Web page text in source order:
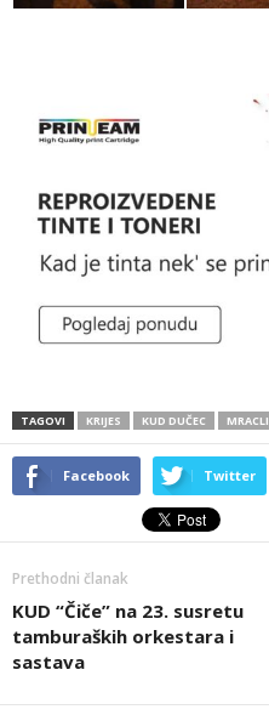
TAGOVI KRIJES KUD DUČEC
Facebook Twitter
Prethodni članak
KUD “Čiče” na 23. susretu
tamburaških orkestara i
sastava